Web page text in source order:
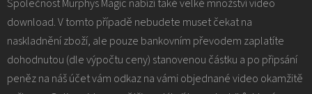
Společnost Murphys Magic nabízí také velké množství video
download. V tomto případě nebudete muset čekat na
naskladnění zboží, ale pouze bankovním převodem zaplatíte
dohodnutou (dle výpočtu ceny) stanovenou částku a po připsání
peněz na náš účet vám odkaz na vámi objednané video okamžitě